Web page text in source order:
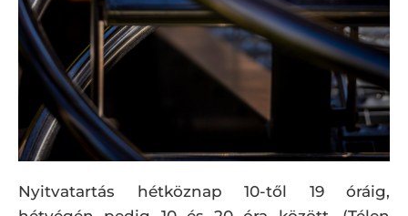
Nyitvatartás hétköznap 10-től 19 óráig,